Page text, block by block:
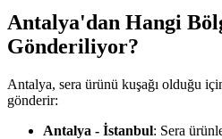
Antalya'dan Hangi
Gönderiliyor?
Antalya, sera ürünü kuşağı olduğu
gönderir:
Antalya - İstanbul: Sera